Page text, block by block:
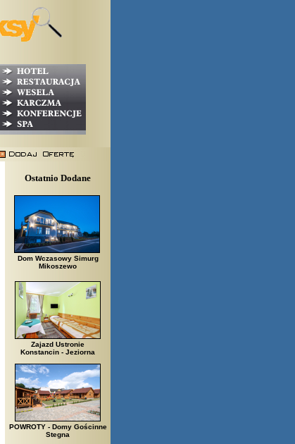
Ostatnio Dodane
Dom Wczasowy Simurg
Mikoszewo
Zajazd Ustronie
Konstancin - Jeziorna
POWROTY - Domy Gościnne
Stegna